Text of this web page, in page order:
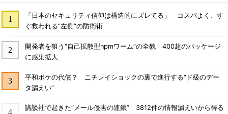
「日本のセキュリティ信仰は構造的にズレてる」 コスパよく、す
ぐ救われる“左側”の防衛術
開発者を狙う“自己拡散型npmワーム”の全貌 400超のパッケージ
に感染拡大
平和ボケの代償？ ニチレイショックの裏で進行する“ド級のデー
タ漏えい”
講談社で起きた“メール侵害の連鎖” 3812件の情報漏えいから得る